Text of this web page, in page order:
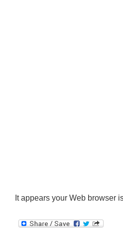
It appears your Web browser